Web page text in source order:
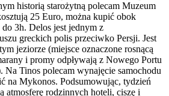
historią starożytną polecam Muzeum
25 Euro, można kupić obok
3h. Delos jest jednym z
greckich polis przeciwko Persji. Jest
jeziorze (miejsce oznaczone rosnącą
i promy odpływają z Nowego Portu
Tinos polecam wynajęcie samochodu
na Mykonos. Podsumowując, tydzień
atmosferę rodzinnych hoteli, ciszę i